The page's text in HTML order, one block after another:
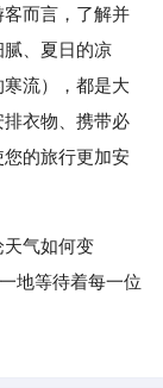
而言，了解并
、夏日的凉
流），都是大
衣物、携带必
的旅行更加安
气如何变
地等待着每一位